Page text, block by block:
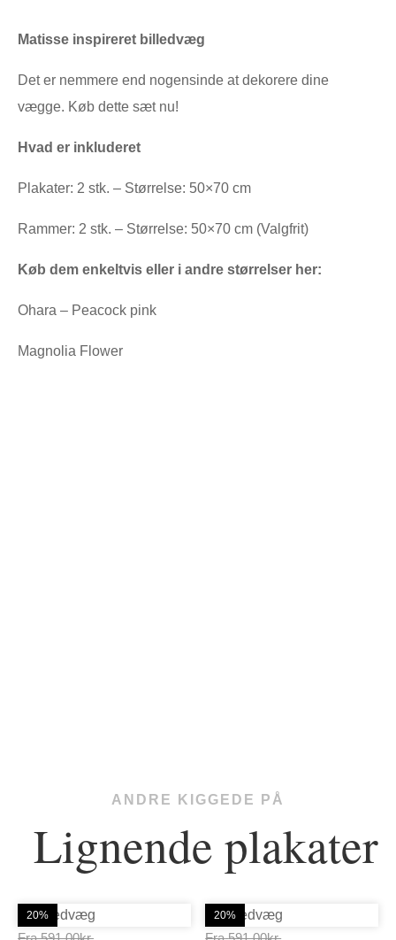
Matisse inspireret billedvæg
Det er nemmere end nogensinde at dekorere dine
vægge. Køb dette sæt nu!
Hvad er inkluderet
Plakater: 2 stk. – Størrelse: 50×70 cm
Rammer: 2 stk. – Størrelse: 50×70 cm (Valgfrit)
Køb dem enkeltvis eller i andre størrelser her:
Ohara – Peacock pink
Magnolia Flower
ANDRE KIGGEDE PÅ
Lignende plakater
20%
Prisinterval:
20%
Prisinterval: